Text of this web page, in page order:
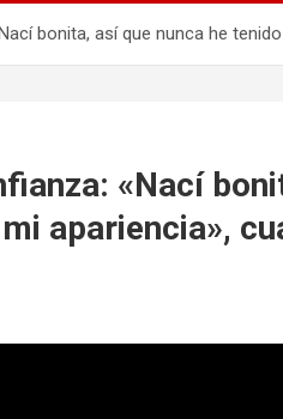
bonita, así que nunca he
«Nací
apariencia»,